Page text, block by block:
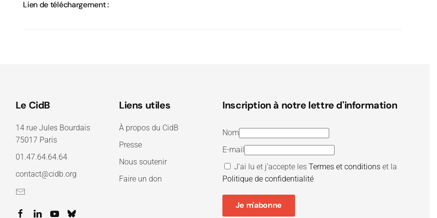
Lien de téléchargement :
Le CidB
14 rue Jules Bourdais
75017 Paris
01.47.64.64.64
contact@cidb.org
Liens utiles
À propos du CidB
Presse
Nous soutenir
Faire un don
Inscription à notre lettre d'information
Nom
E-mail
J’ai lu et j’accepte lesTermes et conditions et la
Politique de confidentialité
Je m'abonne